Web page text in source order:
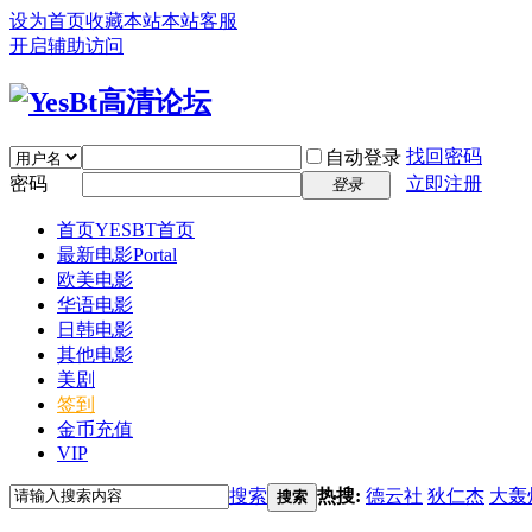
设为首页收藏本站本站客服
开启辅助访问
自动登录 找回密码
密码
登录 立即注册
首页YESBT首页
最新电影Portal
欧美电影
华语电影
日韩电影
其他电影
美剧
签到
金币充值
VIP
搜索 搜索 热搜: 德云社 狄仁杰 大轰